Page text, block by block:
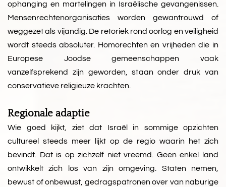
ophanging en martelingen in Israëlische gevangenissen.
Mensenrechtenorganisaties worden gewantrouwd of
weggezet als vijandig. De retoriek rond oorlog en veiligheid
wordt steeds absoluter. Homorechten en vrijheden die in
Europese Joodse gemeenschappen vaak
vanzelfsprekend zijn geworden, staan onder druk van
conservatieve religieuze krachten.
Regionale adaptie
Wie goed kijkt, ziet dat Israël in sommige opzichten
cultureel steeds meer lijkt op de regio waarin het zich
bevindt. Dat is op zichzelf niet vreemd. Geen enkel land
ontwikkelt zich los van zijn omgeving. Staten nemen,
bewust of onbewust, gedragspatronen over van naburige